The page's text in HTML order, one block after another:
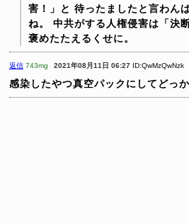
害！」と 待ったましたと言わん
ね。
中共がする人権侵害は「決
褒めたたえるくせに。
返信 743mg 2021年08月11日 06:27 ID:QwMzQwNzk
感染したやつ真空パックにしてどっ